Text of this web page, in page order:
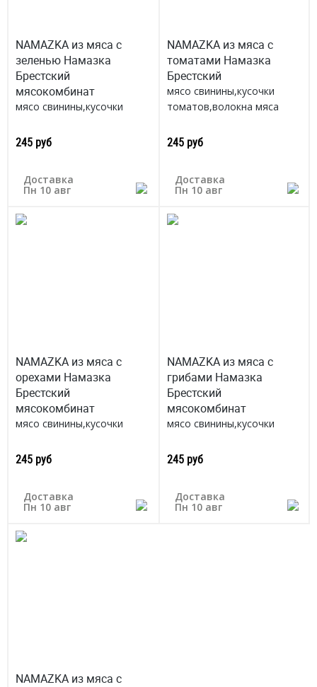
NAMAZKA из мяса с
зеленью Намазка
Брестский
мясокомбинат
мясо свинины,кусочки
мяса
Беларусь
245 руб
Доставка
Пн 10 авг
NAMAZKA из мяса с
томатами Намазка
Брестский
мясо свинины,кусочки
томатов,волокна мяса
245 руб
Доставка
Пн 10 авг
NAMAZKA из мяса с
орехами Намазка
Брестский
мясокомбинат
мясо свинины,кусочки
Беларусь
245 руб
Доставка
Пн 10 авг
NAMAZKA из мяса с
грибами Намазка
Брестский
мясокомбинат
мясо свинины,кусочки
Беларусь
245 руб
Доставка
Пн 10 авг
NAMAZKA из мяса с